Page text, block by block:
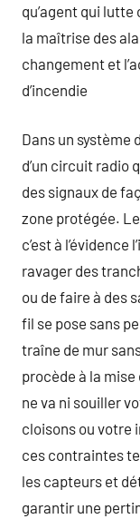
qu’agent qui lutte
la maîtrise des
changement et
d’incendie
Dans un système
d’un circuit radio
des signaux de
zone protégée.
c’est à
ravager des
ou de faire à des
fil se pose sans
traîne de mur
procède à la mise
ne va ni souiller
cloisons ou votre
ces contraintes
les capteurs et
garantir une